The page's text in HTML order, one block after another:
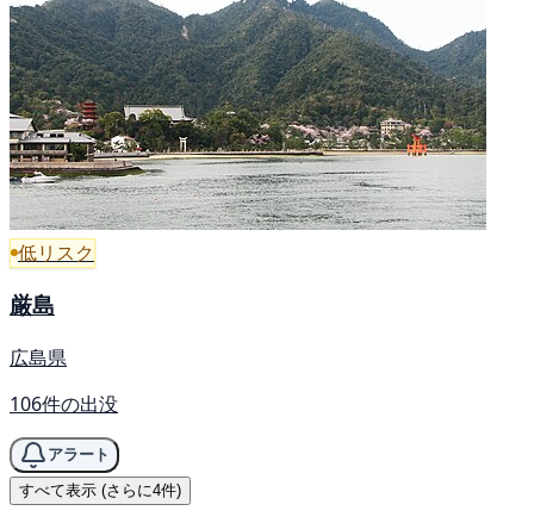
低リスク
厳島
広島県
106件の出没
アラート
すべて表示 (さらに4件)